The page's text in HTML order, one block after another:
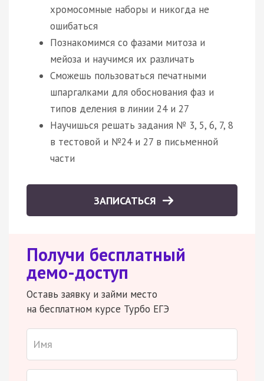
хромосомные наборы и никогда не
ошибаться
Познакомимся со фазами митоза и
мейоза и научимся их различать
Сможешь пользоваться печатными
шпаргалками для обоснования фаз и
типов деления в линии 24 и 27
Научишься решать задания № 3, 5, 6, 7, 8
в тестовой и №24 и 27 в письменной
части
ЗАПИСАТЬСЯ
Получи бесплатный
демо-доступ
Оставь заявку и займи место
на бесплатном курсе Турбо ЕГЭ